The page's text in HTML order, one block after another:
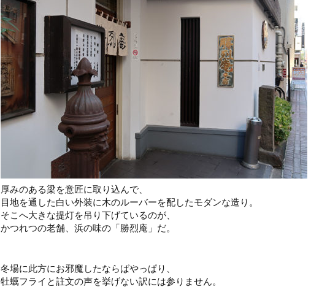
厚みのある梁を意匠に取り込んで、
目地を通した白い外装に木のルーバーを配したモダンな造り。
そこへ大きな提灯を吊り下げているのが、
かつれつの老舗、浜の味の「勝烈庵」だ。
冬場に此方にお邪魔したならばやっぱり、
牡蠣フライと註文の声を挙げない訳には参りません。